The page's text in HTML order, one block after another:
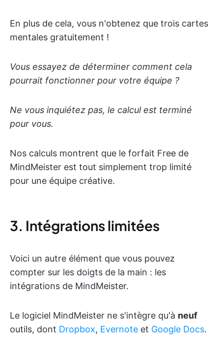
En plus de cela, vous n'obtenez que trois cartes
mentales gratuitement !
Vous essayez de déterminer comment cela
pourrait fonctionner pour votre équipe ?
Ne vous inquiétez pas, le calcul est terminé
pour vous.
Nos calculs montrent que le forfait Free de
MindMeister est tout simplement trop limité
pour une équipe créative.
3. Intégrations limitées
Voici un autre élément que vous pouvez
compter sur les doigts de la main : les
intégrations de MindMeister.
Le logiciel MindMeister ne s'intègre qu'à neuf
outils, dont Dropbox, Evernote et Google Docs.